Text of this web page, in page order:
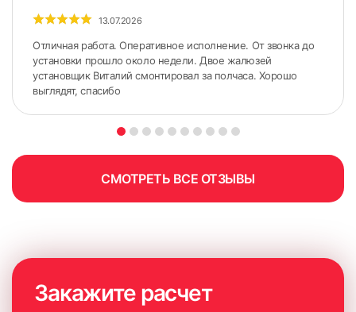
с использованием специального оборудования, но и
изделий. Красивое оформление окна начинается с
правильных замеров.
13.07.2026
Отличная работа. Оперативное исполнение. От звонка до
установки прошло около недели. Двое жалюзей
установщик Виталий смонтировал за полчаса. Хорошо
выглядят, спасибо
СМОТРЕТЬ ВСЕ ОТЗЫВЫ
Закажите расчет